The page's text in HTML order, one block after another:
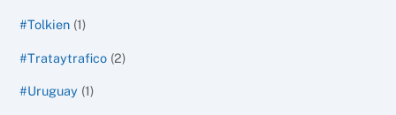
#Tolkien (1)
#Trataytrafico (2)
#Uruguay (1)